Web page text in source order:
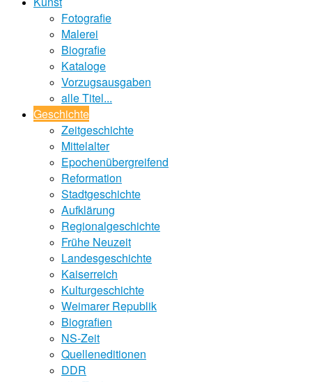
Fotografie
Malerei
Biografie
Kataloge
Vorzugsausgaben
alle Titel...
Geschichte
Zeitgeschichte
Mittelalter
Epochenübergreifend
Reformation
Stadtgeschichte
Aufklärung
Regionalgeschichte
Frühe Neuzeit
Landesgeschichte
Kaiserreich
Kulturgeschichte
Weimarer Republik
Biografien
NS-Zeit
Quelleneditionen
DDR